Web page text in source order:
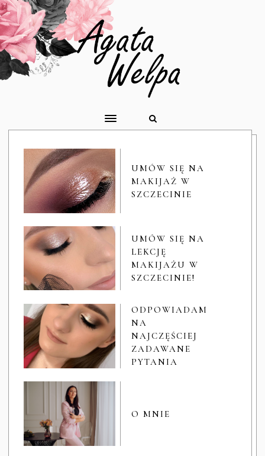
UMÓW SIĘ NA
MAKIJAŻ W
SZCZECINIE
UMÓW SIĘ NA
LEKCJĘ
MAKIJAŻU W
SZCZECINIE!
ODPOWIADAM
NA
NAJCZĘŚCIEJ
ZADAWANE
PYTANIA
O MNIE